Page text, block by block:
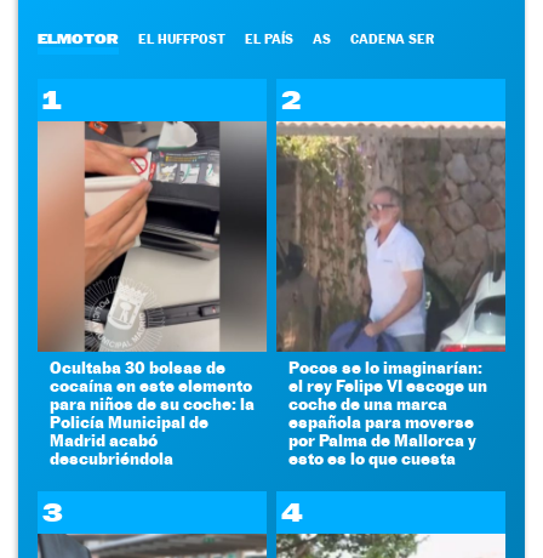
ELMOTOR EL HUFFPOST EL PAÍS AS CADENA SER
1
Ocultaba 30 bolsas de
cocaína en este elemento
para niños de su coche: la
Policía Municipal de
Madrid acabó
descubriéndola
2
Pocos se lo imaginarían:
el rey Felipe VI escoge un
coche de una marca
española para moverse
por Palma de Mallorca y
esto es lo que cuesta
3 4